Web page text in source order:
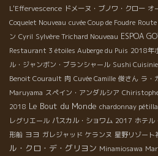
L'Effervescence ドメーヌ・ブノワ・クロー オ
Coquelet Nouveau cuvée Coup de Foudre
ン Cyril Sylvère Trichard Nouveau ESPOA
Restaurant 3 étoiles Auberge du Puis 2018年
ル・ジャンボン・ブランシャール Sushi
Benoit Courault 肉 Cuvée Camille 俊さん ラ・
Maruyama スペイン・アンダルシア
2018 Le Bout du Monde chardonnay
レグリエール パスカル・ショワム 2017 ホテル
形船 ヨヨ ガレジャッド ケランヌ 星野リゾート
ル・クロ・デ・グリヨン Minamiosawa